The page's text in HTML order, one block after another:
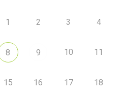
1 2 3 4
8 9 10 11
15 16 17 18